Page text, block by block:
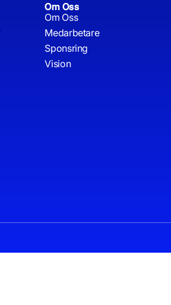
Om Oss
Om Oss
Medarbetare
Sponsring
Vision